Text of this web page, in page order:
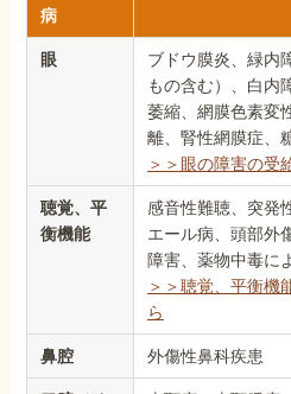
病
眼
ブドウ膜炎、緑内
もの含む）、白内
萎縮、網膜色素変
離、腎性網膜症、
＞＞眼の障害の受
聴覚、平
衡機能
感音性難聴、突発
エール病、頭部外
障害、薬物中毒に
＞＞聴覚、平衡機
ら
鼻腔 外傷性鼻科疾患